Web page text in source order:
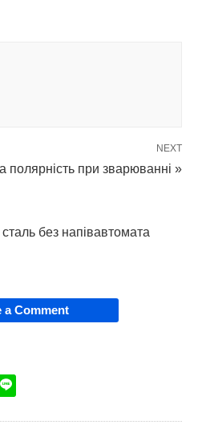
NEXT
полярність при зварюванні »
без напівавтомата
a Comment